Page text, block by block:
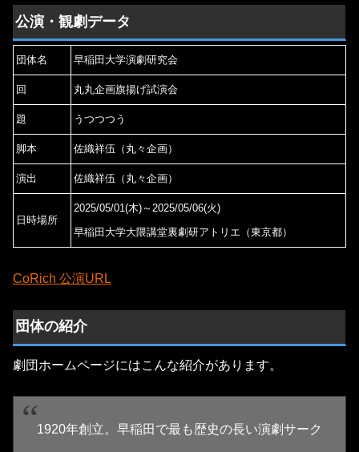
公演・観劇データ
団体名 早稲田大学演劇研究会
回 丸丸企画旗揚げ試演会
題 うつつつう
脚本 佐織祥伍（丸々企画）
演出 佐織祥伍（丸々企画）
日時場所
2025/05/01(木)～2025/05/06(火)
早稲田大学大隈講堂裏劇研アトリエ（東京都）
CoRich 公演URL
団体の紹介
劇団ホームページにはこんな紹介があります。
1920年創立。早稲田で最も歴史の長い演劇サーク